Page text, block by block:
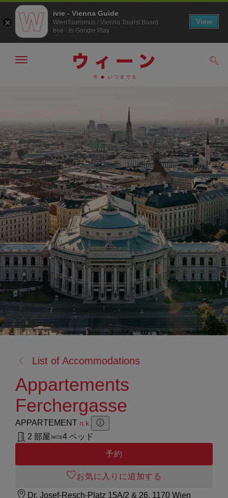
へ
ジ
の
ト
ッ
プ
へ
メ
非
表
示
る:
List of Accommodations
Appartements
Ferchergasse
APPARTEMENT n.k.
Zusatzinformation anzeigen
Zusatzinformation ausblenden
2 部屋
4 ベッド
予約
お気に入りに追加する
Dr. Josef-Resch-Platz 15A/2 & 26, 1170 Wien
ivie - Vienna Guide
WienTourismus / Vienna Tourist Board
free - In Google Play
View